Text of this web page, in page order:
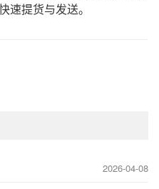
速提货与发送。
2026-04-08